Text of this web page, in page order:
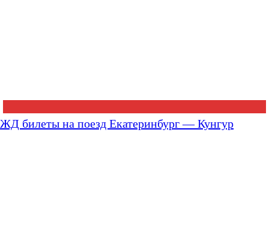
ЖД билеты на поезд Екатеринбург — Кунгур